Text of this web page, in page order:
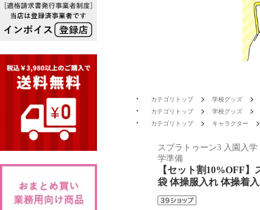
カテゴリトップ > 学校グッズ >
カテゴリトップ
> 学校グッズ >
カテゴリトップ
> キャラクター >
スプラトゥーン3 入園入
学準備
【セット割10%OFF
袋 体操服入れ 体操着